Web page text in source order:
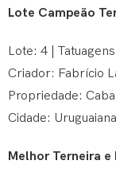
Lote Campeão
Lote: 4 |
Criador: Fabrício
Propriedade:
Cidade:
Melhor Terneira e